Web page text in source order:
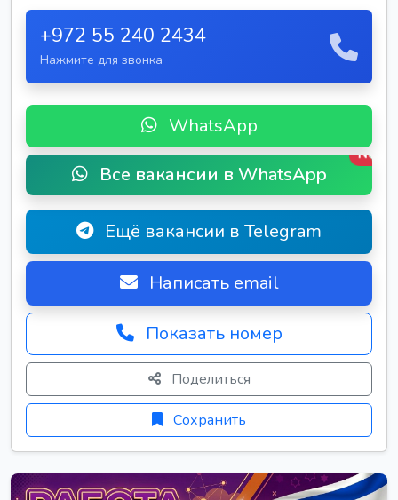
+972 55 240 2434
Нажмите для звонка
WhatsApp
Все вакансии в WhatsApp
New
Ещё вакансии в Telegram
Написать email
Показать номер
Поделиться
Сохранить